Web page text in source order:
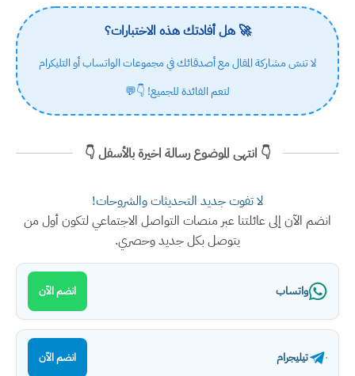
🚀 هل أفادتك هذه الاختبارات؟
لا تنسَ مشاركة المقال مع أصدقائك في مجموعات الواتساب أو التليكرام
لتعم الفائدة للجميع! 👇💬
👇 انتهى الموضوع رسالة اخيرة بالأسفل 👇
لا تفوت جديد التحديثات والشروحات!
انضم الآن إلى عائلتنا عبر منصات التواصل الاجتماعي لتكون أول من
يتوصل بكل جديد وحصري.
واتساب انضم الآن
تيليجرام انضم الآن